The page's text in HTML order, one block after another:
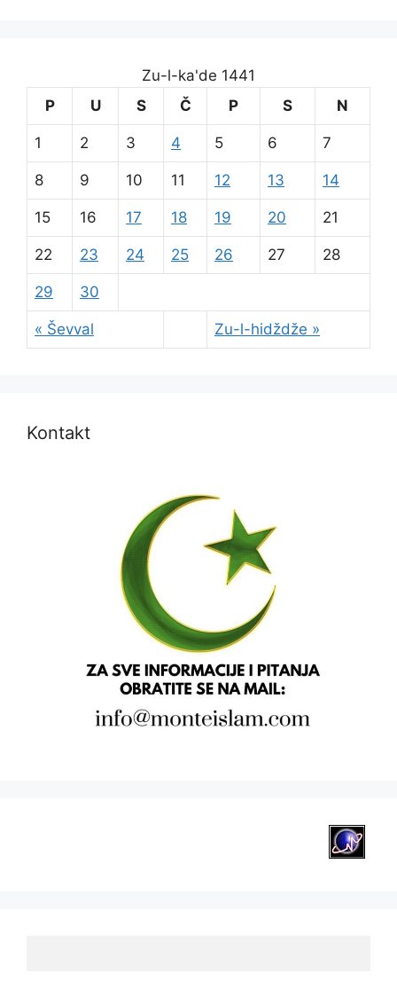
Zu-l-ka'de 1441
P
U S Č P S N
« Ševval Zu-l-hidždže »
1 2 3 4 5 6 7
8 9 10 11 12 13 14
15 16 17 18 19 20 21
22 23 24 25 26 27 28
29 30
Kontakt